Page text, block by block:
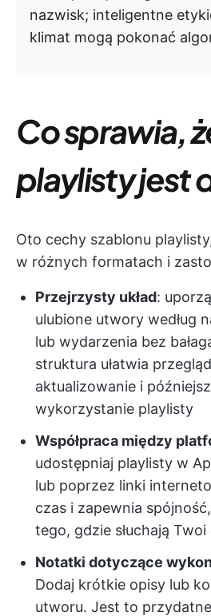
nazwisk; inteligentne
klimat mogą pokonać
Co sprawia,
playlisty jest
Oto cechy szablonu
w różnych formatach i
Przejrzysty układ:
ulubione utwory według
lub wydarzenia bez
struktura ułatwia
aktualizowanie i
wykorzystanie playlisty
Współpraca między
udostępniaj playlisty w
lub poprzez linki
czas i zapewnia
tego, gdzie słuchają
Notatki dotyczące
Dodaj krótkie opisy lub
utworu. Jest to